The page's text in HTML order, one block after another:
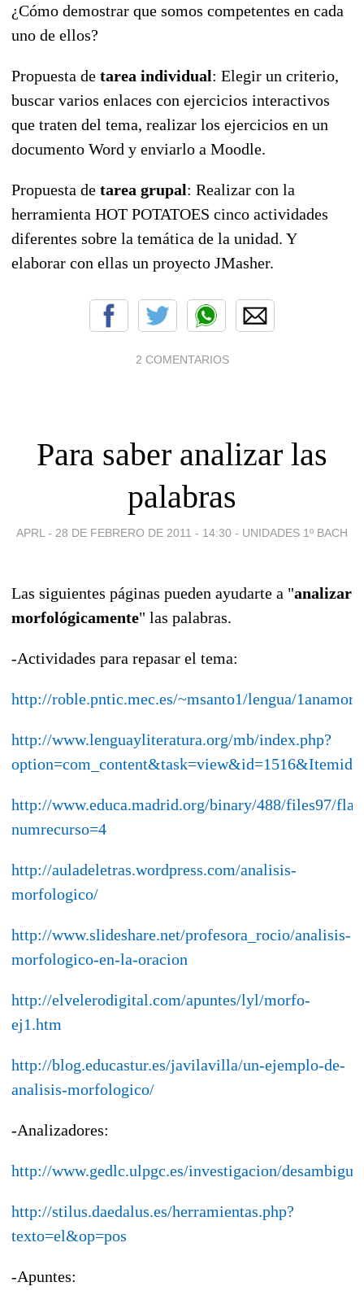
¿Cómo demostrar que somos competentes en cada
uno de ellos?
Propuesta de tarea individual: Elegir un criterio,
buscar varios enlaces con ejercicios interactivos
que traten del tema, realizar los ejercicios en un
documento Word y enviarlo a Moodle.
Propuesta de tarea grupal: Realizar con la
herramienta HOT POTATOES cinco actividades
diferentes sobre la temática de la unidad. Y
elaborar con ellas un proyecto JMasher.
2 COMENTARIOS
Para saber analizar las
palabras
APRL - 28 DE FEBRERO DE 2011 - 14:30 - UNIDADES 1º BACH
Las siguientes páginas pueden ayudarte a "analizar
morfológicamente" las palabras.
-Actividades para repasar el tema:
http://roble.pntic.mec.es/~msanto1/lengua/
http://www.lenguayliteratura.org/mb/index.php?
http://www.educa.madrid.org/binary/488/files97/
numrecurso=4
http://auladeletras.wordpress.com/analisis-
morfologico/
http://www.slideshare.net/profesora_rocio/analisis-
morfologico-en-la-oracion
http://elvelerodigital.com/apuntes/lyl/morfo-
ej1.htm
http://blog.educastur.es/javilavilla/un-ejemplo-de-
analisis-morfologico/
-Analizadores:
http://www.gedlc.ulpgc.es/investigacion/
http://stilus.daedalus.es/herramientas.php?
texto=el&op=pos
-Apuntes: